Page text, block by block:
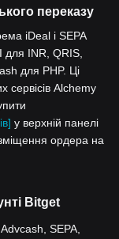
переказу
iDeal і SEPA
для INR, QRIS,
для PHP. Ці
сервісів Alchemy
у верхній панелі
ордера на
Bitget
SEPA,